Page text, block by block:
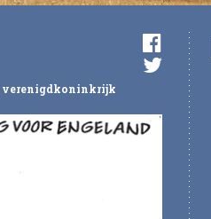
verenigdkoninkrijk